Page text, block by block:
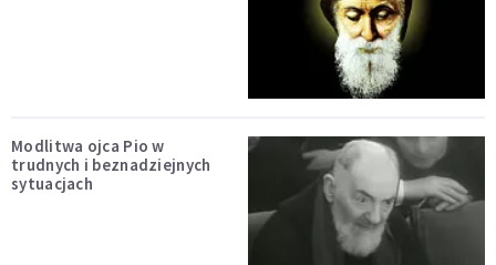
Modlitwa ojca Pio w
trudnych i beznadziejnych
sytuacjach